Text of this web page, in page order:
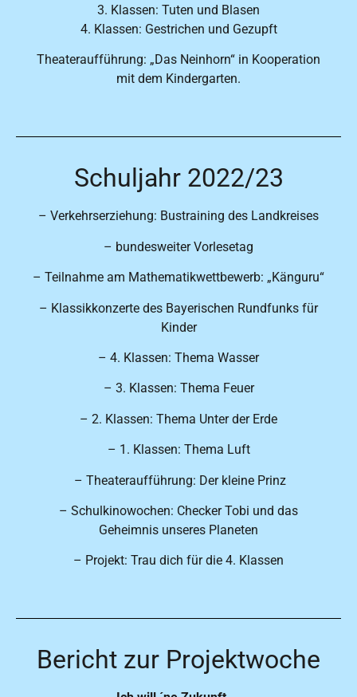
3. Klassen: Tuten und Blasen
4. Klassen: Gestrichen und Gezupft
Theateraufführung: „Das Neinhorn“ in Kooperation
mit dem Kindergarten.
Schuljahr 2022/23
– Verkehrserziehung: Bustraining des Landkreises
– bundesweiter Vorlesetag
– Teilnahme am Mathematikwettbewerb: „Känguru“
– Klassikkonzerte des Bayerischen Rundfunks für
Kinder
– 4. Klassen: Thema Wasser
– 3. Klassen: Thema Feuer
– 2. Klassen: Thema Unter der Erde
– 1. Klassen: Thema Luft
– Theateraufführung: Der kleine Prinz
– Schulkinowochen: Checker Tobi und das
Geheimnis unseres Planeten
– Projekt: Trau dich für die 4. Klassen
Bericht zur Projektwoche